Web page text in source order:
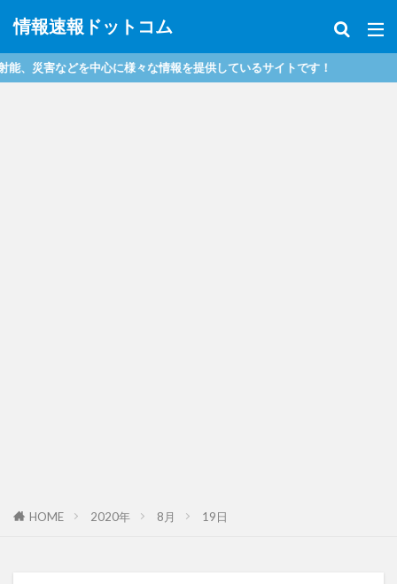
情報速報ドットコム
などを中心に様々な情報を提供しているサイトです！
HOME 2020年 8月 19日